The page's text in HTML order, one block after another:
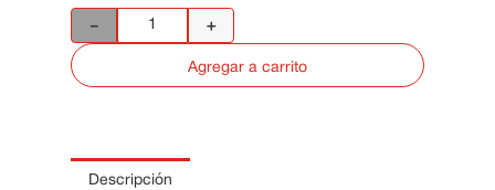
＋
－
Agregar a carrito
Descripción
7. Lavadora
8.
10. Cama